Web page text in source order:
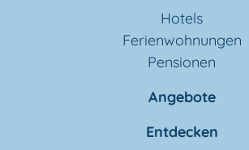
Hotels
Ferienwohnungen
Pensionen
Angebote
Entdecken